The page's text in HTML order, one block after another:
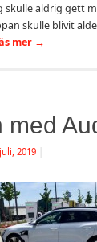
skulle aldrig gett
skulle blivit
mer →
med
2019